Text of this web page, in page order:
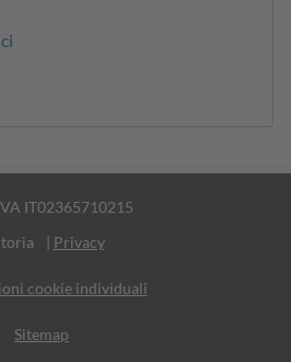
IT02365710215
| Privacy
cookie individuali
Sitemap